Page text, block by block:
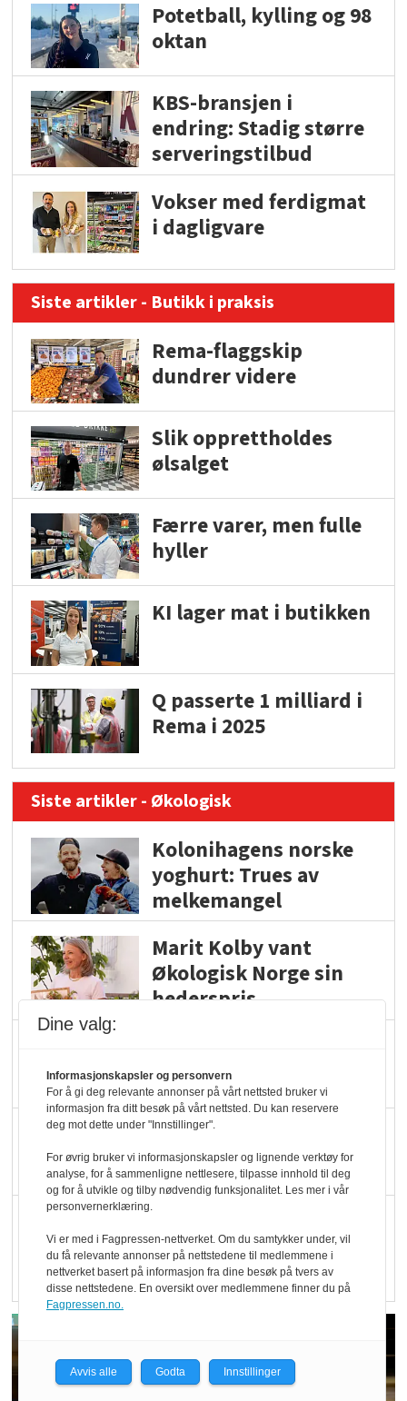
Potetball, kylling og 98
oktan
KBS-bransjen i
endring: Stadig større
serveringstilbud
Vokser med ferdigmat
i dagligvare
Siste artikler - Butikk i praksis
Rema-flaggskip
dundrer videre
Slik opprettholdes
ølsalget
Færre varer, men fulle
hyller
KI lager mat i butikken
Q passerte 1 milliard i
Rema i 2025
Siste artikler - Økologisk
Kolonihagens norske
yoghurt: Trues av
melkemangel
Marit Kolby vant
Økologisk Norge sin
hederspris
økologisk i butikkhylla
Kolonihagen sliter
med å få tak i nok melk
er klare! Er markedet
det?
Dine valg:
Informasjonskapsler og personvern
For å gi deg relevante annonser på vårt nettsted bruker vi
informasjon fra ditt besøk på vårt nettsted. Du kan reservere
deg mot dette under "Innstillinger".
For øvrig bruker vi informasjonskapsler og lignende verktøy for
analyse, for å sammenligne nettlesere, tilpasse innhold til deg
og for å utvikle og tilby nødvendig funksjonalitet. Les mer i vår
personvernerklæring.
Vi er med i Fagpressen-nettverket. Om du samtykker under, vil
du få relevante annonser på nettstedene til medlemmene i
nettverket basert på informasjon fra dine besøk på tvers av
disse nettstedene. En oversikt over medlemmene finner du på
Fagpressen.no.
Avvis alle Godta Innstillinger